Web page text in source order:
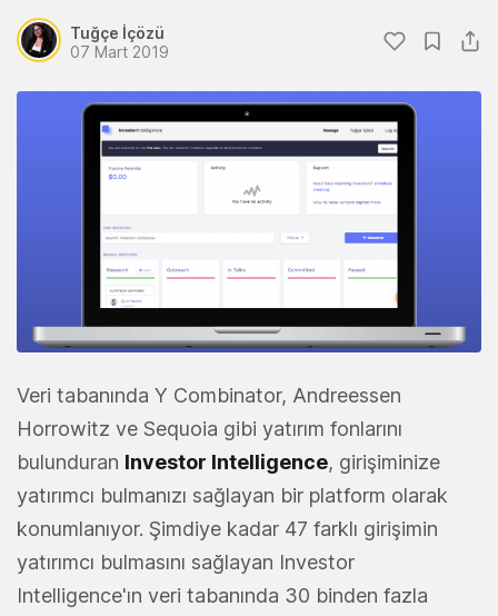
Tuğçe İçözü
07 Mart 2019
Veri tabanında Y Combinator, Andreessen
Horrowitz ve Sequoia gibi yatırım fonlarını
bulunduran Investor Intelligence, girişiminize
yatırımcı bulmanızı sağlayan bir platform olarak
konumlanıyor. Şimdiye kadar 47 farklı girişimin
yatırımcı bulmasını sağlayan Investor
Intelligence'ın veri tabanında 30 binden fazla